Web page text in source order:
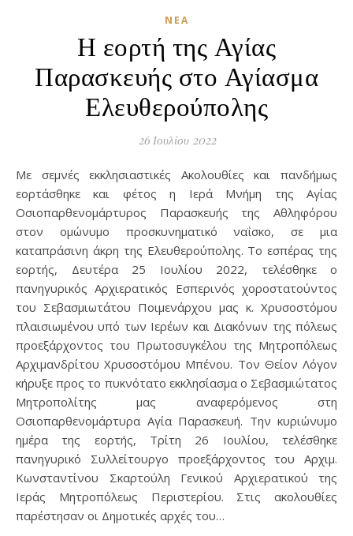
ΝΈΑ
Η εορτή της Αγίας
Παρασκευής στο Αγίασμα
Ελευθερούπολης
26 Ιουλίου 2022
Με σεμνές εκκλησιαστικές Ακολουθίες και πανδήμως
εορτάσθηκε και φέτος η Ιερά Μνήμη της Αγίας
Οσιοπαρθενομάρτυρος Παρασκευής της Αθληφόρου
στον ομώνυμο προσκυνηματικό ναΐσκο, σε μια
καταπράσινη άκρη της Ελευθερούπολης. Το εσπέρας της
εορτής, Δευτέρα 25 Ιουλίου 2022, τελέσθηκε ο
πανηγυρικός Αρχιερατικός Εσπερινός χοροστατούντος
του Σεβασμιωτάτου Ποιμενάρχου μας κ. Χρυσοστόμου
πλαισιωμένου υπό των Ιερέων και Διακόνων της πόλεως
προεξάρχοντος του Πρωτοσυγκέλου της Μητροπόλεως
Αρχιμανδρίτου Χρυσοστόμου Μπένου. Τον Θείον Λόγον
κήρυξε προς το πυκνότατο εκκλησίασμα ο Σεβασμιώτατος
Μητροπολίτης μας αναφερόμενος στη
Οσιοπαρθενομάρτυρα Αγία Παρασκευή. Την κυριώνυμο
ημέρα της εορτής, Τρίτη 26 Ιουλίου, τελέσθηκε
πανηγυρικό Συλλείτουργο προεξάρχοντος του Αρχιμ.
Κωνσταντίνου Σκαρτούλη Γενικού Αρχιερατικού της
Ιεράς Μητροπόλεως Περιστερίου. Στις ακολουθίες
παρέστησαν οι Δημοτικές αρχές του…